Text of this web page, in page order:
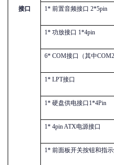
接口
1* 前置音频接口 2*5pin
1* 功放接口 1*4pin
6* COM接口（其中
1* LPT接口
1* 硬盘供电接口1*4Pin
1* 4pin ATX电源接口
1* 前面板开关按钮和指